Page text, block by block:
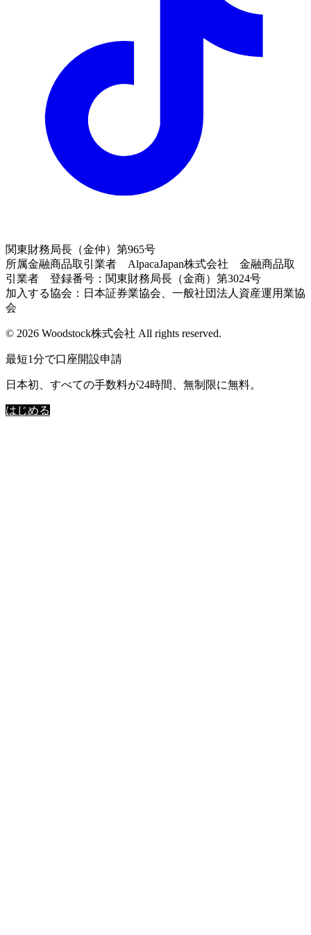
関東財務局長（金仲）第965号
所属金融商品取引業者 AlpacaJapan株式会社 金融商品取
引業者 登録番号：関東財務局長（金商）第3024号
加入する協会：日本証券業協会、一般社団法人資産運用業協
会
© 2026 Woodstock株式会社 All rights reserved.
最短1分で口座開設申請
日本初、すべての手数料が24時間、無制限に無料。
はじめる